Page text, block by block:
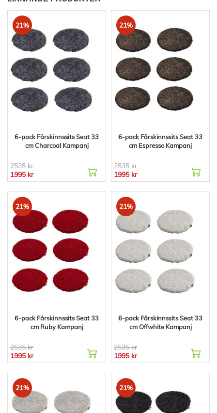
21%
6-pack Fårskinnssits Seat 33
cm Charcoal Kampanj
2535 kr
1995 kr
21%
6-pack Fårskinnssits Seat 33
cm Espresso Kampanj
2535 kr
1995 kr
21%
6-pack Fårskinnssits Seat 33
cm Ruby Kampanj
2535 kr
1995 kr
21%
6-pack Fårskinnssits Seat 33
cm Offwhite Kampanj
2535 kr
1995 kr
21% 21%